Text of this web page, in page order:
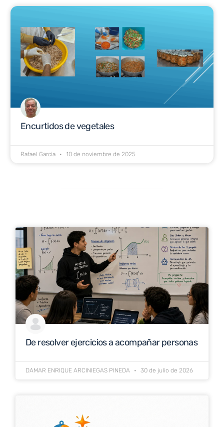
Encurtidos de vegetales
Rafael Garcia 10 de noviembre de 2025
De resolver ejercicios a acompañar personas
DAMAR ENRIQUE ARCINIEGAS PINEDA 30 de julio de 2026